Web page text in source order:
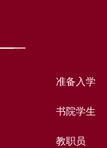
准备入学
书院学生
教职员